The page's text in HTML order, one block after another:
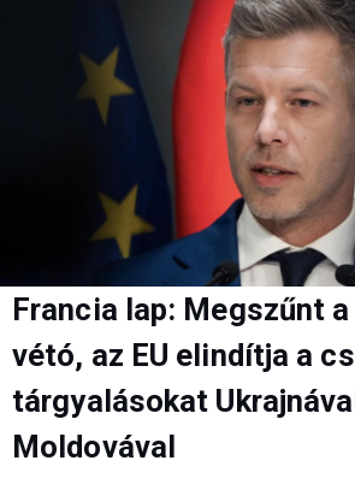
Francia lap: Megszűnt
vétó, az EU elindítja a
tárgyalásokat
Moldovával